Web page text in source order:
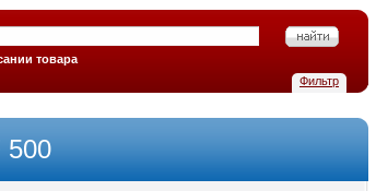
товара
Фильтр
500